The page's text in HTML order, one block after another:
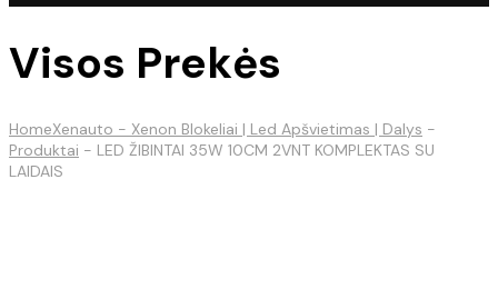
Visos Prekės
HomeXenauto - Xenon Blokeliai | Led Apšvietimas | Dalys -
Produktai - LED ŽIBINTAI 35W 10CM 2VNT KOMPLEKTAS SU
LAIDAIS